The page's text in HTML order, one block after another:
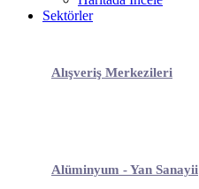
Sektörler
Alışveriş Merkezileri
Alüminyum - Yan Sanayii